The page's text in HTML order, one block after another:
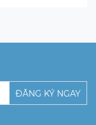
ĐĂNG KÝ NGAY